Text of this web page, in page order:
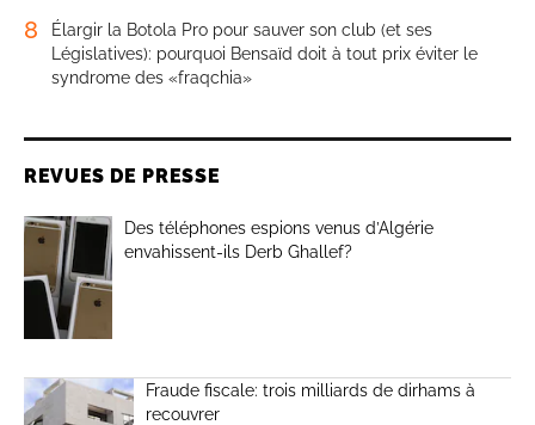
8
Élargir la Botola Pro pour sauver son club (et ses
Législatives): pourquoi Bensaïd doit à tout prix éviter le
syndrome des «fraqchia»
REVUES DE PRESSE
Des téléphones espions venus d’Algérie
envahissent-ils Derb Ghallef?
Fraude fiscale: trois milliards de dirhams à
recouvrer